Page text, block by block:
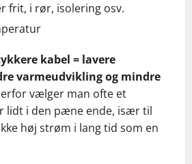
frit, i rør, isolering osv.
kabel = lavere
varmeudvikling og mindre
vælger man ofte et
lidt i den pæne ende, især til
høj strøm i lang tid som en